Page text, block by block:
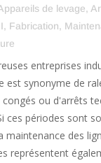
de levage,
, Fabrication,
entreprises
est synonyme de
ou d'arrêts
ces périodes sont
maintenance des
représentent